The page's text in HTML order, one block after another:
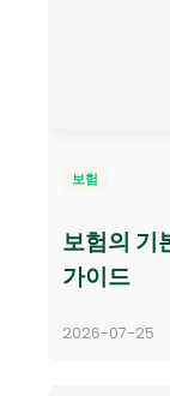
보험
보험의 기
가이드
2026-07-25